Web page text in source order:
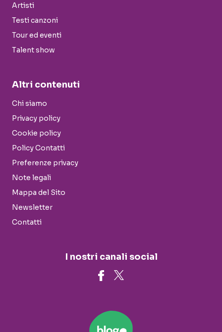
Artisti
Testi canzoni
Tour ed eventi
Talent show
Altri contenuti
Chi siamo
Privacy policy
Cookie policy
Policy Contatti
Preferenze privacy
Note legali
Mappa del Sito
Newsletter
Contatti
I nostri canali social